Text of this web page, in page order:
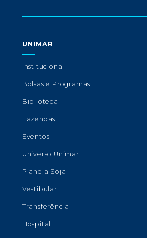
UNIMAR
Institucional
Bolsas e Programas
Biblioteca
Fazendas
Eventos
Universo Unimar
Planeja Soja
Vestibular
Transferência
Hospital